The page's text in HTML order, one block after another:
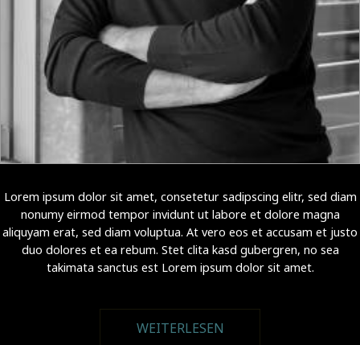
Lorem ipsum dolor sit amet, consetetur sadipscing elitr, sed diam
nonumy eirmod tempor invidunt ut labore et dolore magna
aliquyam erat, sed diam voluptua. At vero eos et accusam et justo
duo dolores et ea rebum. Stet clita kasd gubergren, no sea
takimata sanctus est Lorem ipsum dolor sit amet.
WEITERLESEN